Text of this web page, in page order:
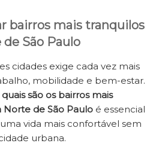
bairros mais tranquilos
São Paulo
cidades exige cada vez mais
mobilidade e bem-estar.
quais são os bairros mais
Norte de São Paulo é essencial
vida mais confortável sem
urbana.